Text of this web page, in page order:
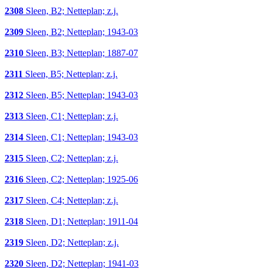
2308 Sleen, B2; Netteplan; z.j.
2309 Sleen, B2; Netteplan; 1943-03
2310 Sleen, B3; Netteplan; 1887-07
2311 Sleen, B5; Netteplan; z.j.
2312 Sleen, B5; Netteplan; 1943-03
2313 Sleen, C1; Netteplan; z.j.
2314 Sleen, C1; Netteplan; 1943-03
2315 Sleen, C2; Netteplan; z.j.
2316 Sleen, C2; Netteplan; 1925-06
2317 Sleen, C4; Netteplan; z.j.
2318 Sleen, D1; Netteplan; 1911-04
2319 Sleen, D2; Netteplan; z.j.
2320 Sleen, D2; Netteplan; 1941-03